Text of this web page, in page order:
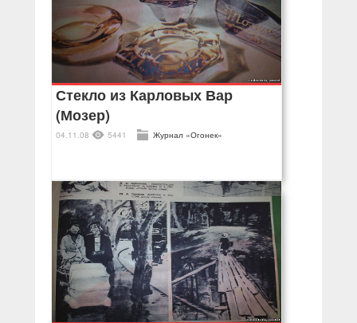
Стекло из Карловых Вар
(Мозер)
04.11.08 5441 Журнал «Огонек»